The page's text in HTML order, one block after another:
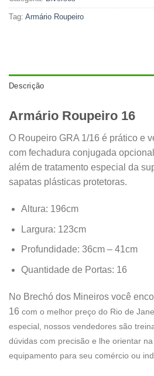
Tag: Armário Roupeiro
Descrição
Armário Roupeiro 16
O Roupeiro GRA 1/16 é prático e
com fechadura conjugada
além de tratamento especial da
sapatas plásticas protetoras.
Altura: 196cm
Largura: 123cm
Profundidade: 36cm – 41cm
Quantidade de Portas: 16
No Brechó dos Mineiros você
16 com o melhor preço do Rio de
especial, nossos vendedores são
dúvidas com precisão e lhe orientar
equipamento para seu comércio ou